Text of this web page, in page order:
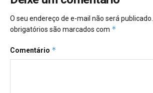
O seu endereço de e-mail não será publicado.
obrigatórios são marcados com *
Comentário *